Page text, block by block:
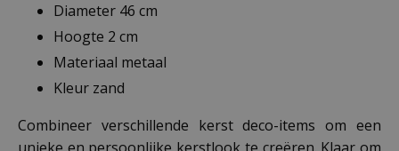
Diameter 46 cm
Hoogte 2 cm
Materiaal metaal
Kleur zand
Combineer verschillende kerst deco-items om een